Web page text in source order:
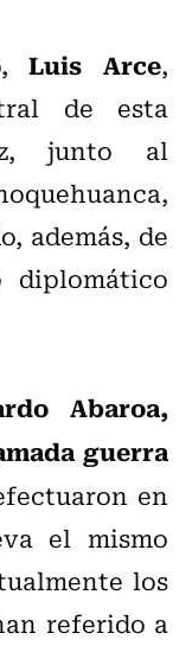
Luis Arce,
de esta
junto al
además, de
diplomático
Abaroa,
guerra
en
el mismo
los
referido a